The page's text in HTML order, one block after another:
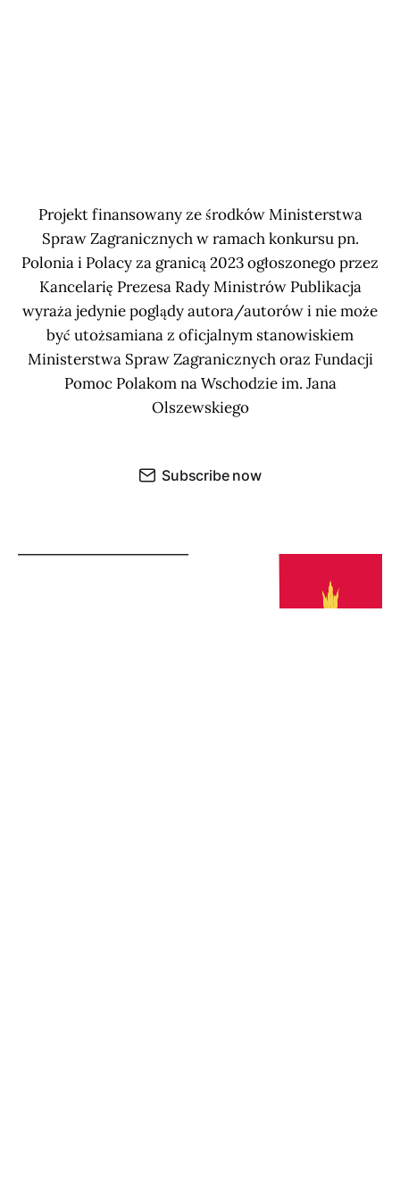
Projekt finansowany ze środków Ministerstwa
Spraw Zagranicznych w ramach konkursu pn.
Polonia i Polacy za granicą 2023 ogłoszonego przez
Kancelarię Prezesa Rady Ministrów Publikacja
wyraża jedynie poglądy autora/autorów i nie może
być utożsamiana z oficjalnym stanowiskiem
Ministerstwa Spraw Zagranicznych oraz Fundacji
Pomoc Polakom na Wschodzie im. Jana
Olszewskiego
Subscribe now